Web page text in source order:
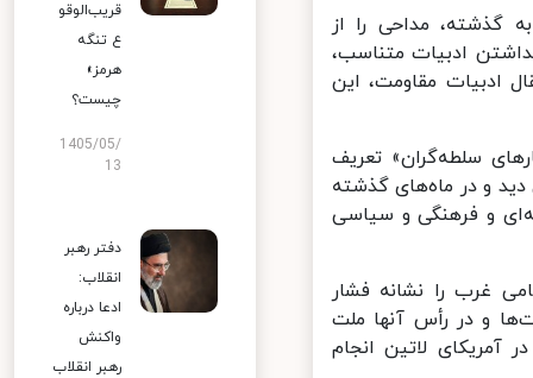
مداحی را از
ادبیات متناسب،
ادبیات مقاومت، این
سلطه‌گران» تعریف
و در ماه‌های گذشته
و فرهنگی و سیاسی
غرب را نشانه فشار
و در رأس آنها ملت
لاتین انجام
قریب‌الوقو
ع تنگه
هرمز»
چیست؟
1405/05/
13
دفتر رهبر
انقلاب:
ادعا درباره
واکنش
رهبر انقلاب